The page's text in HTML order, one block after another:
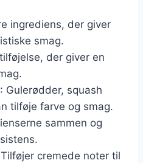
ingrediens, der giver
smag.
der giver en
: Gulerødder, squash
tilføje farve og smag.
sammen og
cremede noter til